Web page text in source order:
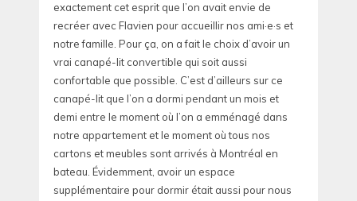
exactement cet esprit que l’on avait envie de
recréer avec Flavien pour accueillir nos ami·e·s et
notre famille. Pour ça, on a fait le choix d’avoir un
vrai canapé-lit convertible qui soit aussi
confortable que possible. C’est d’ailleurs sur ce
canapé-lit que l’on a dormi pendant un mois et
demi entre le moment où l’on a emménagé dans
notre appartement et le moment où tous nos
cartons et meubles sont arrivés à Montréal en
bateau. Évidemment, avoir un espace
supplémentaire pour dormir était aussi pour nous